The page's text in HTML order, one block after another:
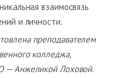
взаимосвязь
и личности.
преподавателем
колледжа,
— Анжеликой Лоховой.